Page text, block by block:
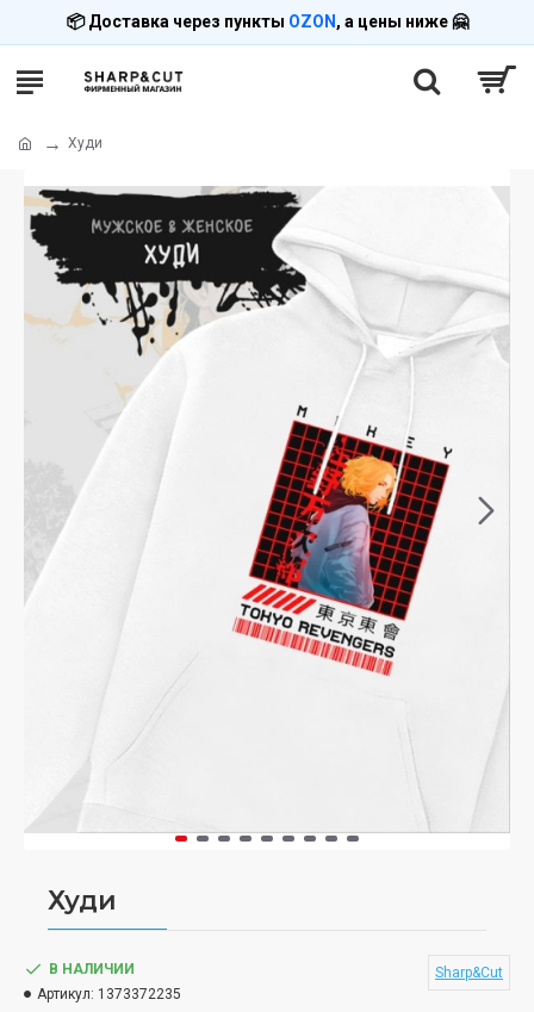
📦 Доставка через пункты OZON , а цены ниже 🤗
Худи
Худи
В НАЛИЧИИ
Артикул: 1373372235
Sharp&Cut